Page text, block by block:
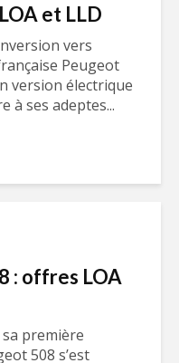
et LLD
vers
Peugeot
version électrique
à ses adeptes...
: offres LOA
première
508 s’est